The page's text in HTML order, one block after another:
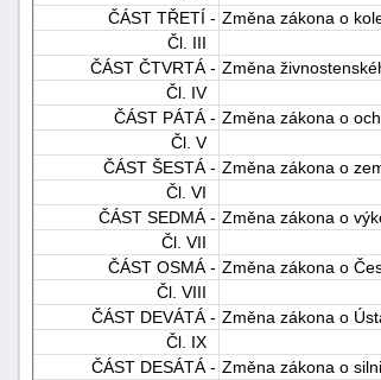
ČÁST TŘETÍ - Změna zákona o
Čl. III
ČÁST ČTVRTÁ - Změna
Čl. IV
ČÁST PÁTÁ - Změna zákona o
Čl. V
ČÁST ŠESTÁ - Změna zákona o
Čl. VI
ČÁST SEDMÁ - Změna zákona o
Čl. VII
ČÁST OSMÁ - Změna zákona o
Čl. VIII
ČÁST DEVÁTÁ - Změna zákona o
Čl. IX
ČÁST DESÁTÁ - Změna zákona o